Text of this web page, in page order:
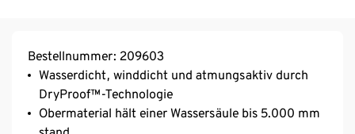
Bestellnummer: 209603
Wasserdicht, winddicht und atmungsaktiv durch
DryProof™-Technologie
Obermaterial hält einer Wassersäule bis 5.000 mm